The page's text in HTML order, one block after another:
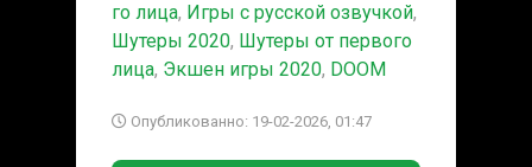
го лица, Игры с русской озвучкой,
Шутеры 2020, Шутеры от первого
лица, Экшен игры 2020, DOOM
Опубликованно: 19-02-2026, 01:47